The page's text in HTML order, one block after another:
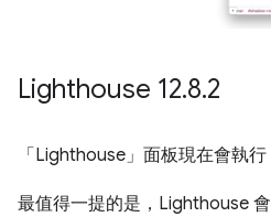
Lighthouse 12.8.2
「Lighthouse」 面板現在會執行
最值得一提的是，Lighthouse